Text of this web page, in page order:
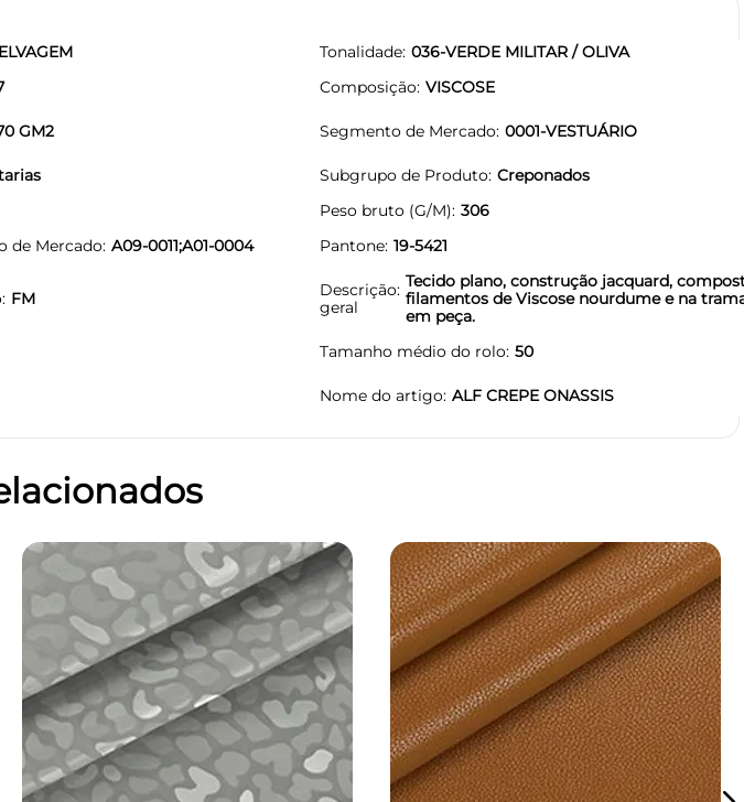
Tonalidade 036-VERDE MILITAR / OLIVA
Composição VISCOSE
GM2 Segmento de Mercado 0001-VESTUÁRIO
Subgrupo de Produto Creponados
Peso bruto (G/M) 306
de Mercado A09-0011;A01-0004 Pantone 19-5421
FM
Descrição
geral
Tecido plano, construção jacquard,
filamentos de Viscose nourdume e na
em peça.
Tamanho médio do rolo 50
Nome do artigo ALF CREPE ONASSIS